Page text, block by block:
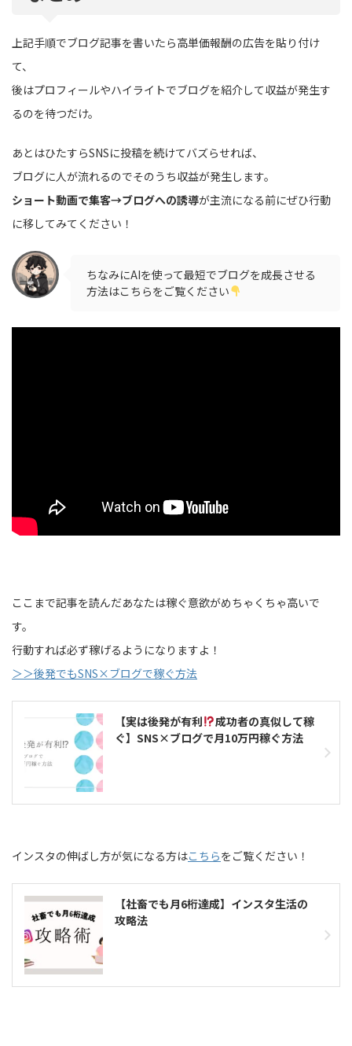
上記手順でブログ記事を書いたら高単価報酬の広告を貼り付け
て、
後はプロフィールやハイライトでブログを紹介して収益が発生す
るのを待つだけ。
あとはひたすらSNSに投稿を続けてバズらせれば、
ブログに人が流れるのでそのうち収益が発生します。
ショート動画で集客→ブログへの誘導が主流になる前にぜひ行動
に移してみてください！
ちなみにAIを使って最短でブログを成長させる
方法はこちらをご覧ください
ここまで記事を読んだあなたは稼ぐ意欲がめちゃくちゃ高いで
す。
行動すれば必ず稼げるようになりますよ！
＞＞後発でもSNS×ブログで稼ぐ方法
【実は後発が有利
成功者の真似して稼
ぐ】SNS×ブログで月10万円稼ぐ方法
インスタの伸ばし方が気になる方はこちらをご覧ください！
【社畜でも月6桁達成】インスタ生活の
攻略法